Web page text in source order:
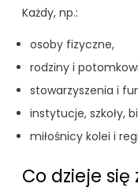
Każdy, np.:
osoby fizyczne,
rodziny i
stowarzyszenia i
instytucje, szkoły,
miłośnicy kolei i
Co dzieje